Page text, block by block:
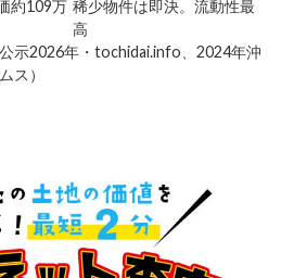
約109万 稀少物件は即決。流動性最
高
公示2026年・tochidai.info、2024年沖
ス）